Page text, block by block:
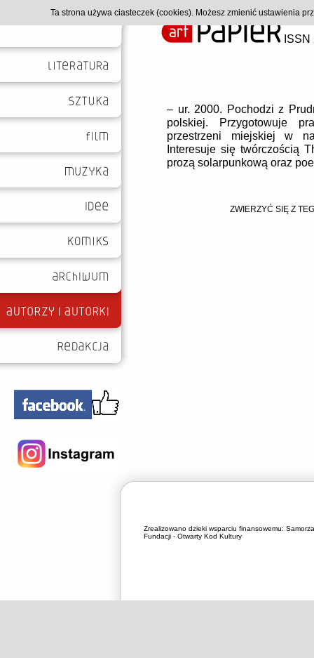
– ur. 2000. Pochodzi z
polskiej. Przygotowuje
przestrzeni miejskiej w
Interesuje się twórczością
prozą solarpunkową oraz
ZWIERZYĆ SIĘ Z
Zrealizowano dzieki wsparciu finansowemu:
Fundacji - Otwarty Kod Kultury
Ta strona używa ciasteczek (cookies). Możesz zmienić ustawienia